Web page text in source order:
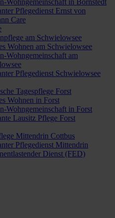
Pflegedienst Ernst von
Care
am Schwielowsee
Wohnen am Schwielowsee
Wohngemeinschaft am
Pflegedienst Schwielowsee
Tagespflege Forst
Wohnen in Forst
Wohngemeinschaft in Forst
Lausitz Pflege Forst
Mittendrin Cottbus
Pflegedienst Mittendrin
Dienst (FED)